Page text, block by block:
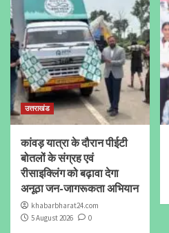
उत्तराखंड
कांवड़ यात्रा के दौरान पीईटी
बोतलों के संग्रह एवं
रीसाइक्लिंग को बढ़ावा देगा
अनूठा जन-जागरूकता अभियान
khabarbharat24.com
5 August 2026
0